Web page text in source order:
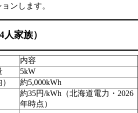
ンします。
家族）
内容
5kW
約5,000kWh
約35円/kWh（北海道電力・2026
年時点）